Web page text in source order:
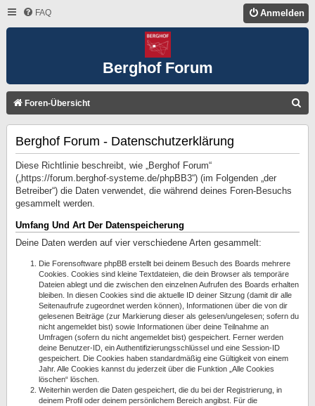
FAQ Anmelden
Berghof Forum
Foren-Übersicht
Berghof Forum - Datenschutzerklärung
Diese Richtlinie beschreibt, wie „Berghof Forum“
(„https://forum.berghof-systeme.de/phpBB3“) (im Folgenden „der
Betreiber“) die Daten verwendet, die während deines Foren-Besuchs
gesammelt werden.
Umfang Und Art Der Datenspeicherung
Deine Daten werden auf vier verschiedene Arten gesammelt:
Die Forensoftware phpBB erstellt bei deinem Besuch des Boards mehrere
Cookies. Cookies sind kleine Textdateien, die dein Browser als temporäre
Dateien ablegt und die zwischen den einzelnen Aufrufen des Boards erhalten
bleiben. In diesen Cookies sind die aktuelle ID deiner Sitzung (damit dir alle
Seitenaufrufe zugeordnet werden können), Informationen über die von dir
gelesenen Beiträge (zur Markierung dieser als gelesen/ungelesen; sofern du
nicht angemeldet bist) sowie Informationen über deine Teilnahme an
Umfragen (sofern du nicht angemeldet bist) gespeichert. Ferner werden
deine Benutzer-ID, ein Authentifizierungsschlüssel und eine Session-ID
gespeichert. Die Cookies haben standardmäßig eine Gültigkeit von einem
Jahr. Alle Cookies kannst du jederzeit über die Funktion „Alle Cookies
löschen“ löschen.
Weiterhin werden die Daten gespeichert, die du bei der Registrierung, in
deinem Profil oder deinem persönlichem Bereich angibst. Für die